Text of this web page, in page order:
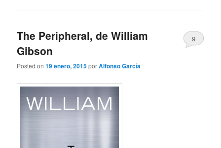
The Peripheral, de William
Gibson
Posted on19 enero, 2015porAlfonso García
9